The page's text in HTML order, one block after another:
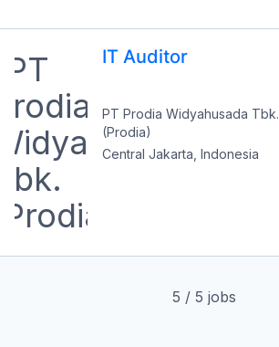
IT Auditor
PT Prodia Widyahusada Tbk.
(Prodia)
Central Jakarta, Indonesia
5 / 5 jobs